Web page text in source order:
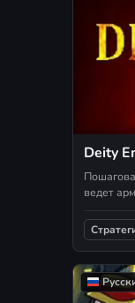
Deity
ведет